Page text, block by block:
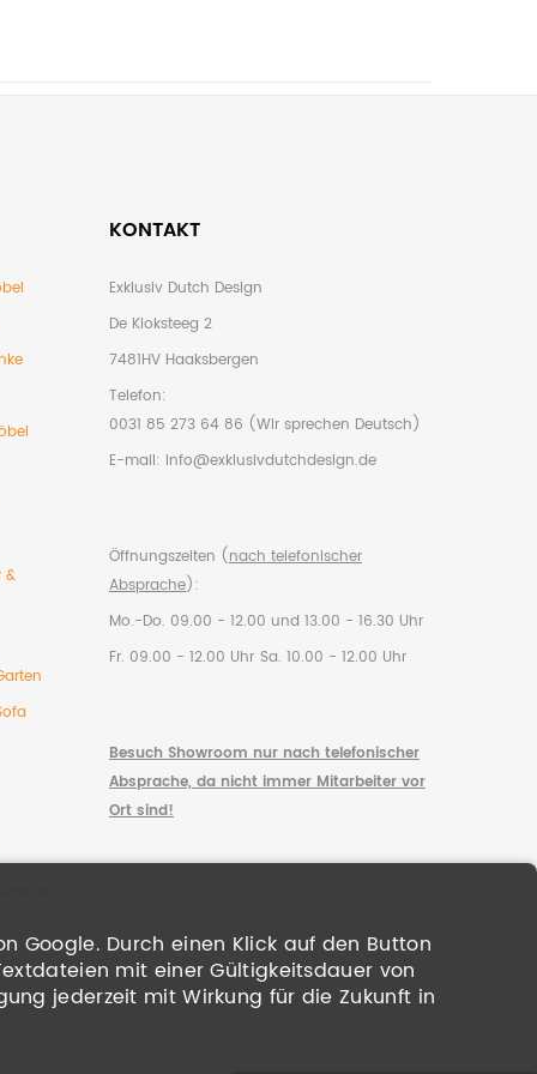
&
KONTAKT
Exklusiv Dutch Design
De Kloksteeg 2
7481HV Haaksbergen
Telefon:
0031 85 273 64 86 (Wir sprechen Deutsch)
E-mail: info@exklusivdutchdesign.de
Öffnungszeiten (nach telefonischer
Absprache):
Mo.-Do. 09.00 - 12.00 und 13.00 - 16.30 Uhr
Fr. 09.00 - 12.00 Uhr Sa. 10.00 - 12.00 Uhr
Besuch Showroom nur nach telefonischer
Absprache, da nicht immer Mitarbeiter vor
Ort sind!
Google. Durch einen Klick auf den Button
mit einer Gültigkeitsdauer von
jederzeit mit Wirkung für die Zukunft in